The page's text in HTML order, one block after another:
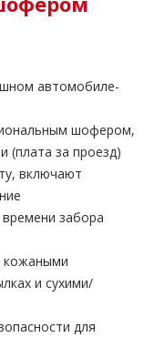
автомобиле-
шофером,
(плата за проезд)
включают
забора
кожаными
и сухими/
для